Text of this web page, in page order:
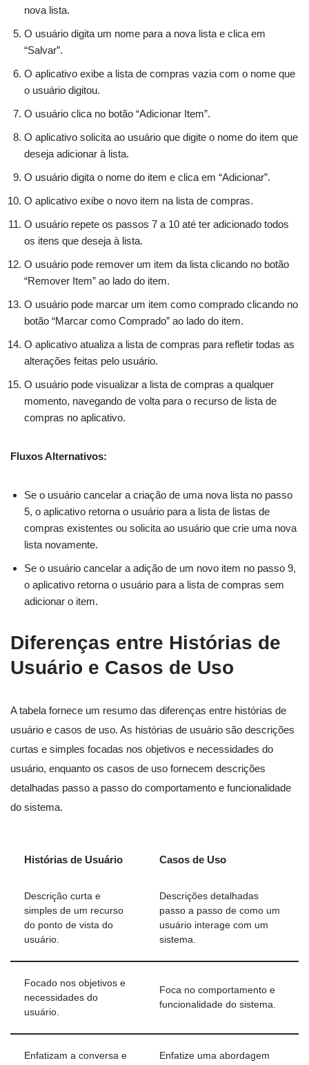
nova lista.
O usuário digita um nome para a nova lista e clica em
“Salvar”.
O aplicativo exibe a lista de compras vazia com o nome que
o usuário digitou.
O usuário clica no botão “Adicionar Item”.
O aplicativo solicita ao usuário que digite o nome do item que
deseja adicionar à lista.
O usuário digita o nome do item e clica em “Adicionar”.
O aplicativo exibe o novo item na lista de compras.
O usuário repete os passos 7 a 10 até ter adicionado todos
os itens que deseja à lista.
O usuário pode remover um item da lista clicando no botão
“Remover Item” ao lado do item.
O usuário pode marcar um item como comprado clicando no
botão “Marcar como Comprado” ao lado do item.
O aplicativo atualiza a lista de compras para refletir todas as
alterações feitas pelo usuário.
O usuário pode visualizar a lista de compras a qualquer
momento, navegando de volta para o recurso de lista de
compras no aplicativo.
Fluxos Alternativos:
Se o usuário cancelar a criação de uma nova lista no passo
5, o aplicativo retorna o usuário para a lista de listas de
compras existentes ou solicita ao usuário que crie uma nova
lista novamente.
Se o usuário cancelar a adição de um novo item no passo 9,
o aplicativo retorna o usuário para a lista de compras sem
adicionar o item.
Diferenças entre Histórias de
Usuário e Casos de Uso
A tabela fornece um resumo das diferenças entre histórias de
usuário e casos de uso. As histórias de usuário são descrições
curtas e simples focadas nos objetivos e necessidades do
usuário, enquanto os casos de uso fornecem descrições
detalhadas passo a passo do comportamento e funcionalidade
do sistema.
Histórias de Usuário Casos de Uso
Descrição curta e
simples de um recurso
do ponto de vista do
usuário.
Descrições detalhadas
passo a passo de como um
usuário interage com um
sistema.
Focado nos objetivos e
necessidades do
usuário.
Foca no comportamento e
funcionalidade do sistema.
Enfatizam a conversa e
Enfatize uma abordagem